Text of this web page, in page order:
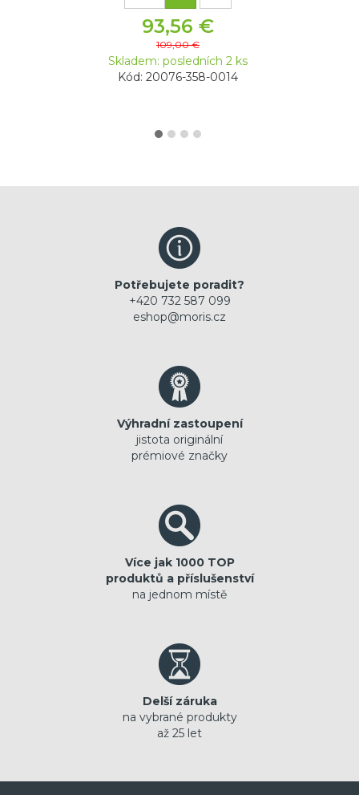
93,56 €
109,00 €
Skladem: posledních 2 ks
Kód: 20076-358-0014
Potřebujete poradit?
+420 732 587 099
eshop@moris.cz
Výhradní zastoupení
jistota originální
prémiové značky
Více jak 1000 TOP
produktů a příslušenství
na jednom místě
Delší záruka
na vybrané produkty
až 25 let